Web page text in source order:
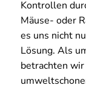
Kontrollen
Mäuse- oder
es uns nicht
Lösung. Als
betrachten